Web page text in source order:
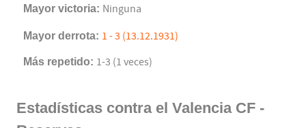
Mayor victoria: Ninguna
Mayor derrota: 1 - 3 (13.12.1931)
Más repetido: 1-3 (1 veces)
Estadísticas contra el Valencia CF -